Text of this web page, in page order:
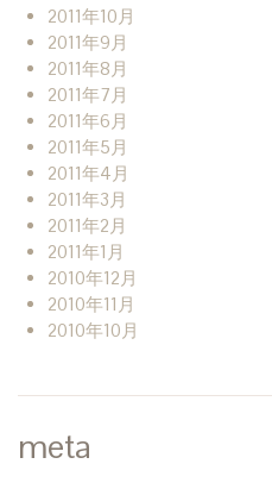
2011年10月
2011年9月
2011年8月
2011年7月
2011年6月
2011年5月
2011年4月
2011年3月
2011年2月
2011年1月
2010年12月
2010年11月
2010年10月
meta